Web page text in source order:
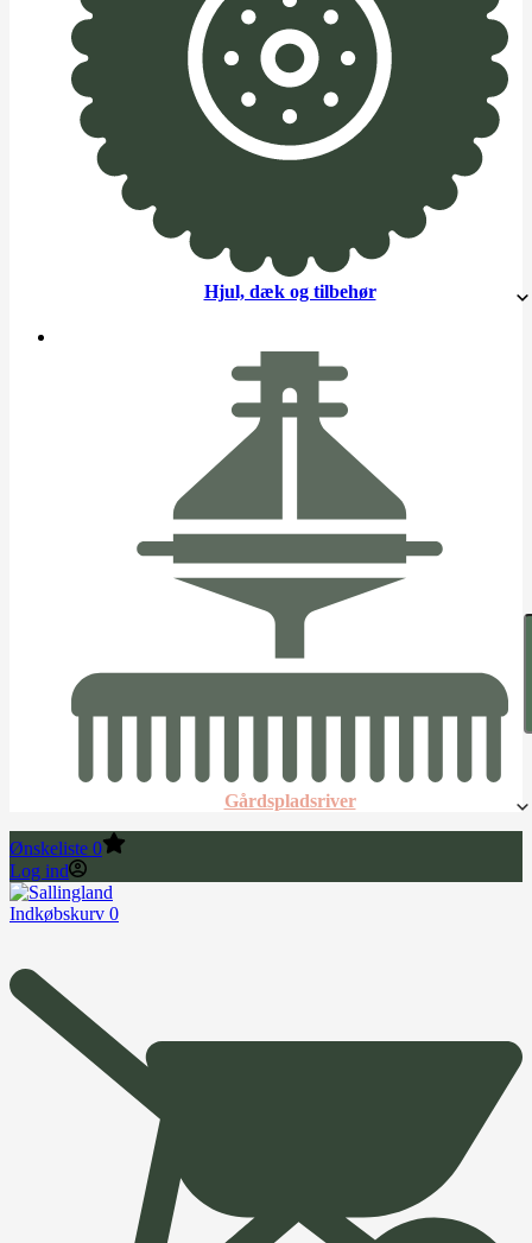
Hjul, dæk og tilbehør
Gårdspladsriver
Ønskeliste 0
Log ind
Indkøbskurv 0